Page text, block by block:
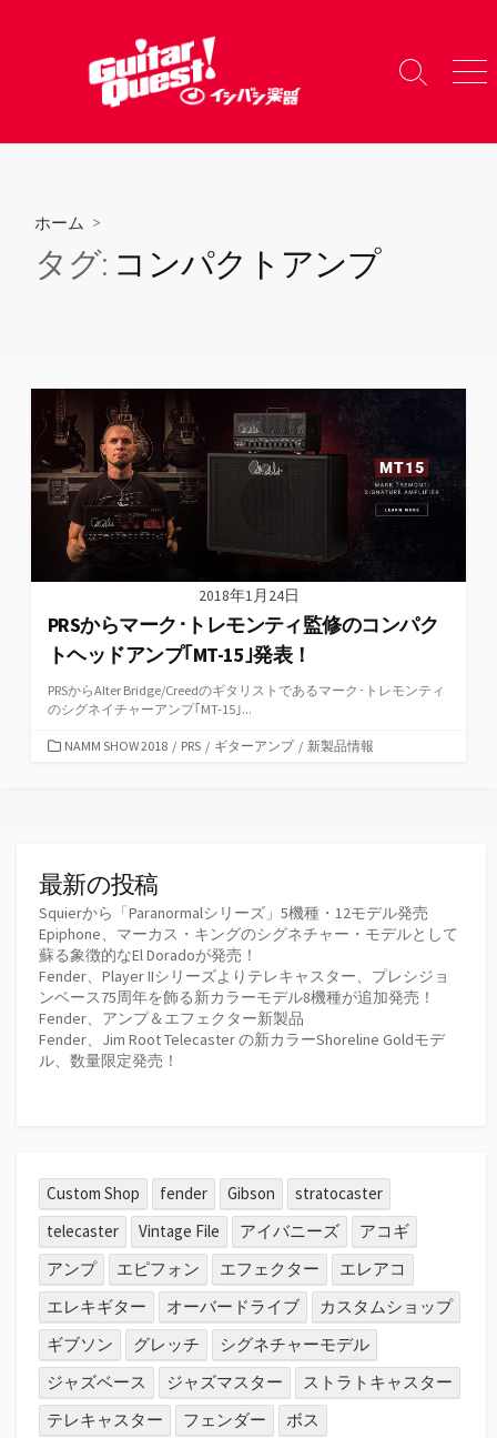
へ
検
り
メ
ー
ホーム >
タグ: コンパクトアンプ
2018年1月24日
PRSからマーク･トレモンティ監修のコンパク
トヘッドアンプ｢MT-15｣発表！
PRSからAlter Bridge/Creedのギタリストであるマーク･トレモンティ
のシグネイチャーアンプ｢MT-15｣...
カNAMM SHOW 2018 / PRS / ギターアンプ / 新製品情報
最新の投稿
Squierから「Paranormalシリーズ」5機種・12モデル発売
Epiphone、マーカス・キングのシグネチャー・モデルとして
蘇る象徴的なEl Doradoが発売！
Fender、Player IIシリーズよりテレキャスター、プレシジョ
ンベース75周年を飾る新カラーモデル8機種が追加発売！
Fender、アンプ＆エフェクター新製品
Fender、Jim Root Telecaster の新カラーShoreline Goldモデ
ル、数量限定発売！
Custom Shop fender Gibson
stratocaster
telecaster
Vintage File アイバニーズ
アコギ
アンプ
エピフォン エフェクター
エレアコ
エレキギター
オーバードライブ
カスタムショップ
ギブソン
グレッチ
シグネチャーモデル
ジャズベース
ジャズマスター
ストラトキャスター
テレキャスター
フェンダー
ボス